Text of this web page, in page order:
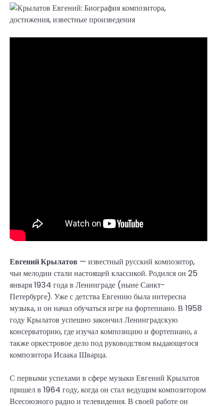
Евгений Крылатов — известный русский композитор,
чьи мелодии стали настоящей классикой. Родился он 25
января 1934 года в Ленинграде (ныне Санкт-
Петербурге). Уже с детства Евгению была интересна
музыка, и он начал обучаться игре на фортепиано. В 1958
году Крылатов успешно закончил Ленинградскую
консерваторию, где изучал композицию и фортепиано, а
также оркестровое дело под руководством выдающегося
композитора Исаака Шварца.
С первыми успехами в сфере музыки Евгений Крылатов
пришел в 1964 году, когда он стал ведущим композитором
Всесоюзного радио и телевидения. В своей работе он